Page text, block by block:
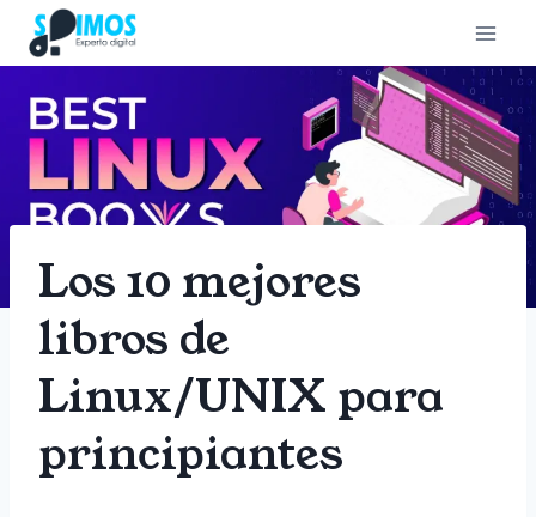
Saltar
contenido
Los 10 mejores
libros de
Linux/UNIX para
principiantes